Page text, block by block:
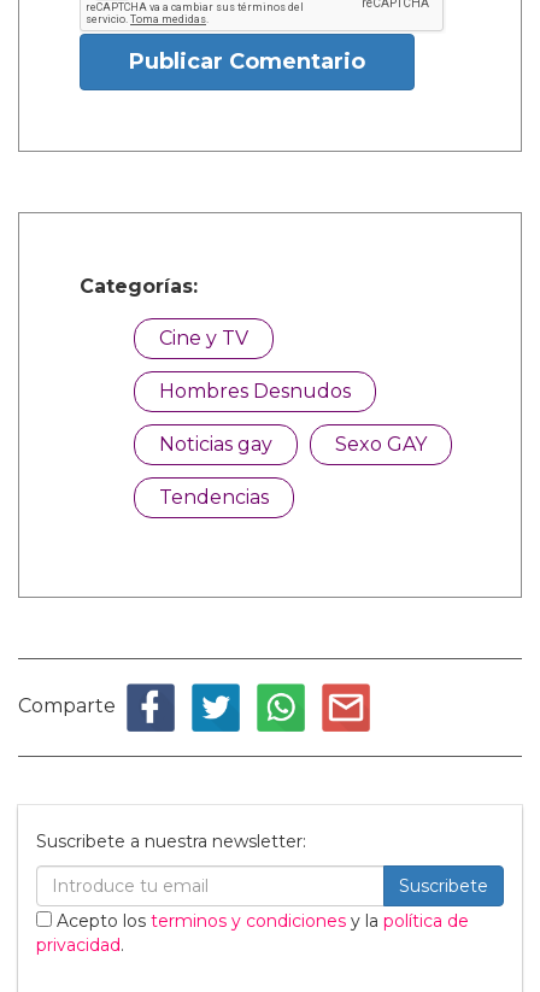
Publicar Comentario
Categorías:
Cine y TV
Hombres Desnudos
Noticias gay Sexo GAY
Tendencias
Comparte
Suscribete a nuestra newsletter:
Suscribete
Acepto los terminos y condiciones y la política de
privacidad.